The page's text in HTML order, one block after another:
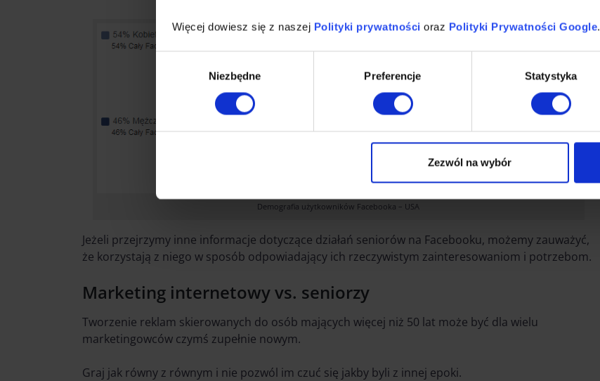
Więcej dowiesz się z naszej Polityki prywatności oraz Polityki Prywatności Google.
Niezbędne Preferencje Statystyka
Zezwól na wybór
Demografia użytkowników Facebooka – USA
Jeżeli przejrzymy inne informacje dotyczące działań seniorów na Facebooku, możemy zauważyć,
że korzystają z niego w sposób odpowiadający ich rzeczywistym zainteresowaniom i potrzebom.
Marketing internetowy vs. seniorzy
Tworzenie reklam skierowanych do osób mających więcej niż 50 lat może być dla wielu
marketingowców czymś zupełnie nowym.
Graj jak równy z równym i nie pozwól im czuć się jakby byli z innej epoki.